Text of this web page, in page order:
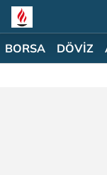
BORSA DÖVİZ